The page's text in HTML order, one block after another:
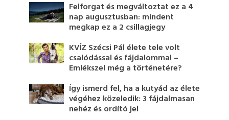
Felforgat és megváltoztat ez a 4
nap augusztusban: mindent
megkap ez a 2 csillagjegy
KVÍZ Szécsi Pál élete tele volt
csalódással és fájdalommal –
Emlékszel még a történetére?
Így ismerd fel, ha a kutyád az élete
végéhez közeledik: 3 fájdalmasan
nehéz és ordító jel